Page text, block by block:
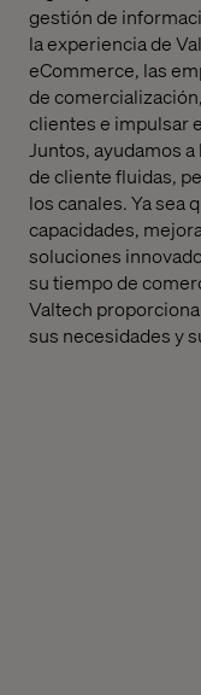
gestión de
la experiencia de
eCommerce, las
de
clientes e impulsar
Juntos, ayudamos
de cliente fluidas,
los canales. Ya sea
capacidades,
soluciones
su tiempo de
Valtech
sus necesidades y